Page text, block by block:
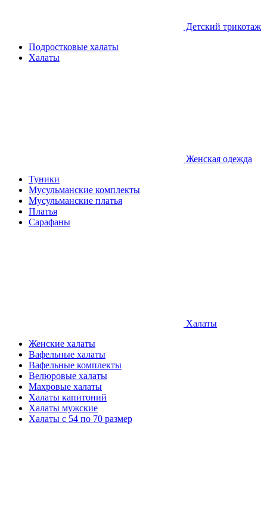
Детcкий трикотаж
Подростковые халаты
Халаты
Женская одежда
Туники
Мусульманские комплекты
Мусульманские платья
Платья
Сарафаны
Халаты
Женские халаты
Вафельные халаты
Вафельные комплекты
Велюровые халаты
Махровые халаты
Халаты капитоний
Халаты мужские
Халаты с 54 по 70 размер